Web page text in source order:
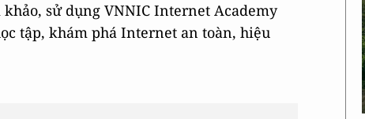
sử dụng VNNIC Internet Academy
tập, khám phá Internet an toàn, hiệu